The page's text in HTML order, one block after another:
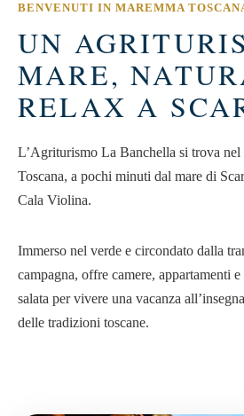
BENVENUTI IN MAREMMA
UN
MARE,
RELAX A
L’Agriturismo La Banchella si trova nel
Toscana, a pochi minuti dal mare di
Cala Violina.
Immerso nel verde e circondato dalla
campagna, offre camere, appartamenti
salata per vivere una vacanza
delle tradizioni toscane.